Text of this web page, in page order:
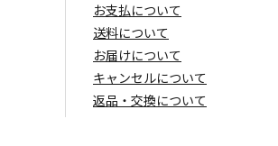
お支払について
送料について
お届けについて
キャンセルについて
返品・交換について